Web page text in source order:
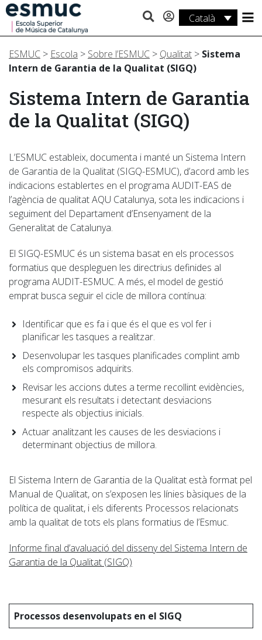
Català
Estudis
Recerca
Activitats
ESMUC > Escola > Sobre l’ESMUC > Qualitat > Sistema
Intern de Garantia de la Qualitat (SIGQ)
Sistema Intern de Garantia
de la Qualitat (SIGQ)
L’ESMUC estableix, documenta i manté un Sistema Intern
de Garantia de la Qualitat (SIGQ-ESMUC), d’acord amb les
indicacions establertes en el programa AUDIT-EAS de
l’agència de qualitat AQU Catalunya, sota les indicacions i
seguiment del Departament d’Ensenyament de la
Generalitat de Catalunya.
El SIGQ-ESMUC és un sistema basat en els processos
formatius que despleguen les directrius definides al
programa AUDIT-ESMUC. A més, el model de gestió
emprat busca seguir el cicle de millora contínua:
Identificar que es fa i que és el que es vol fer i
planificar les tasques a realitzar.
Desenvolupar les tasques planificades complint amb
els compromisos adquirits.
Revisar les accions dutes a terme recollint evidències,
mesurant els resultats i detectant desviacions
respecte als objectius inicials.
Actuar analitzant les causes de les desviacions i
determinant objectius de millora.
El Sistema Intern de Garantia de la Qualitat està format pel
Manual de Qualitat, on s’exposen les línies bàsiques de la
política de qualitat, i els diferents Processos relacionats
amb la qualitat de tots els plans formatius de l’Esmuc.
Informe final d’avaluació del disseny del Sistema Intern de
Garantia de la Qualitat (SIGQ)
Processos desenvolupats en el SIGQ